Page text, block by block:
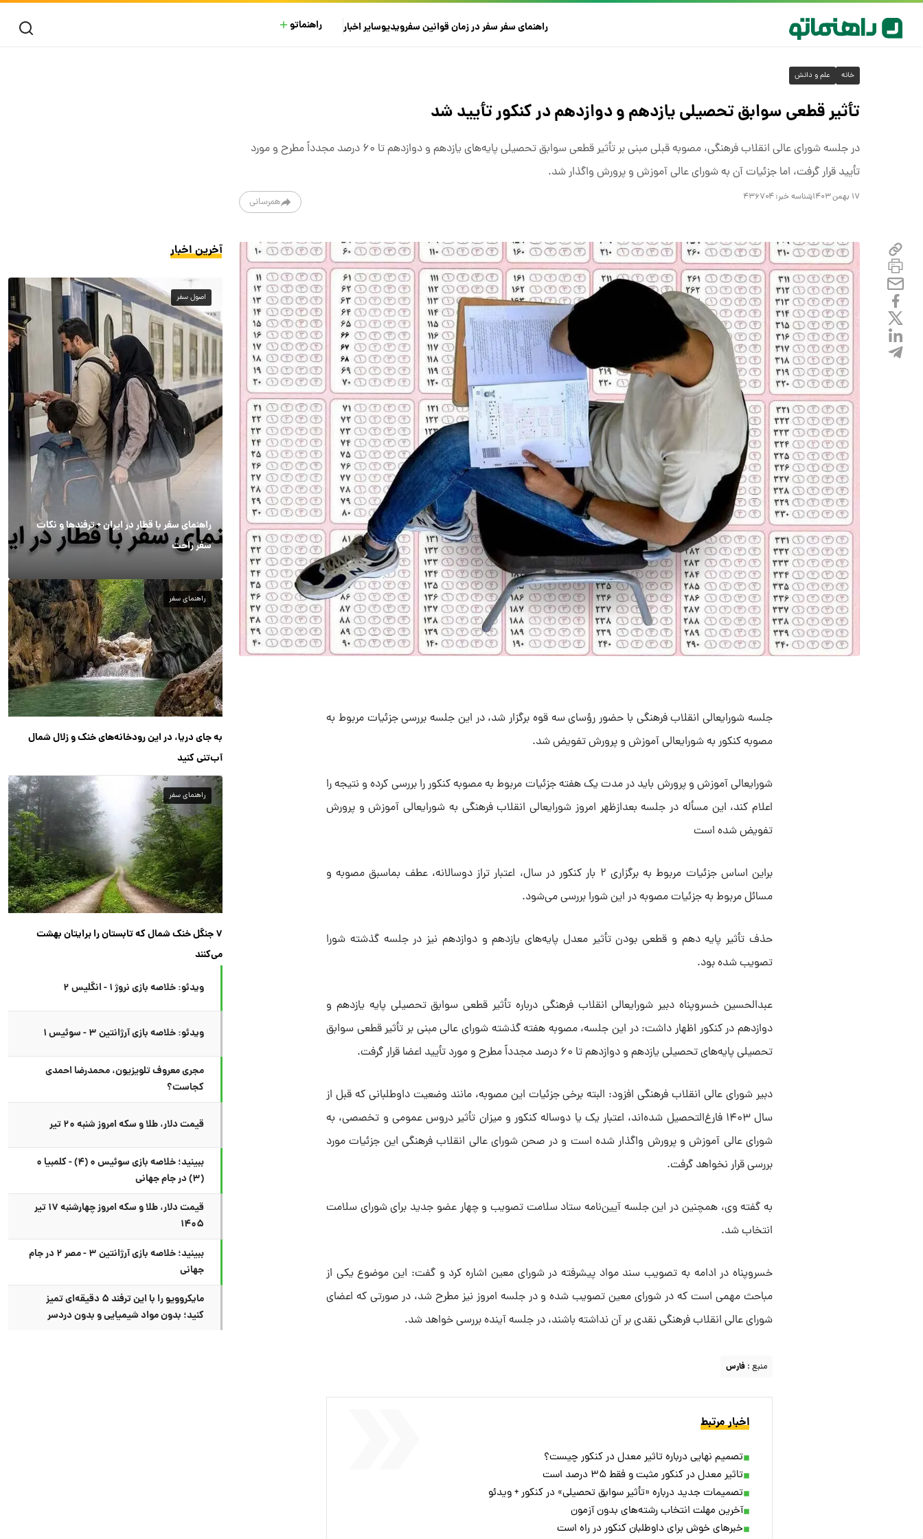
راهنمای سفرسفر در زمانقوانین سفرویدیوسایراخبار راهنماتو
خانه علم و دانش
تأثیر قطعی سوابق تحصیلی یازدهم و دوازدهم در کنکور تأیید شد
در جلسه شورای عالی انقلاب فرهنگی، مصوبه قبلی مبنی بر تأثیر قطعی سوابق تحصیلی پایه‌های یازدهم و دوازدهم تا ۶۰ درصد مجدداً مطرح و مورد
تأیید قرار گرفت، اما جزئیات آن به شورای عالی آموزش و پرورش واگذار شد.
۱۷ بهمن ۱۴۰۳ شناسه خبر:۴۳۶۷۰۴ همرسانی
جلسه شورایعالی انقلاب فرهنگی با حضور رؤسای سه قوه برگزار شد، در این جلسه بررسی جزئیات مربوط به
مصوبه کنکور به شورایعالی آموزش و پرورش تفویض شد.
شورایعالی آموزش و پرورش باید در مدت یک هفته جزئیات مربوط به مصوبه کنکور را بررسی کرده و نتیجه را
اعلام کند، این مسأله در جلسه بعدازظهر امروز شورایعالی انقلاب فرهنگی به شورایعالی آموزش و پرورش
تفویض شده است
براین اساس جزئیات مربوط به برگزاری ۲ بار کنکور در سال، اعتبار تراز دوسالانه، عطف بماسبق مصوبه و
مسائل مربوط به جزئیات مصوبه در این شورا بررسی می‌شود.
حذف تأثیر پایه دهم و قطعی بودن تأثیر معدل پایه‌های یازدهم و دوازدهم نیز در جلسه گذشته شورا
تصویب شده بود.
عبدالحسین خسروپناه دبیر شورایعالی انقلاب فرهنگی درباره تأثیر قطعی سوابق تحصیلی پایه یازدهم و
دوازدهم در کنکور اظهار داشت: در این جلسه، مصوبه هفته گذشته شورای عالی مبنی بر تأثیر قطعی سوابق
تحصیلی پایه‌های تحصیلی یازدهم و دوازدهم تا ۶۰ درصد مجدداً مطرح و مورد تأیید اعضا قرار گرفت.
دبیر شورای عالی انقلاب فرهنگی افزود: البته برخی جزئیات این مصوبه، مانند وضعیت داوطلبانی که قبل از
سال ۱۴۰۳ فارغ‌التحصیل شده‌اند، اعتبار یک یا دوساله کنکور و میزان تأثیر دروس عمومی و تخصصی، به
شورای عالی آموزش و پرورش واگذار شده است و در صحن شورای عالی انقلاب فرهنگی این جزئیات مورد
بررسی قرار نخواهد گرفت.
به گفته وی، همچنین در این جلسه آیین‌نامه ستاد سلامت تصویب و چهار عضو جدید برای شورای سلامت
انتخاب شد.
خسروپناه در ادامه به تصویب سند مواد پیشرفته در شورای معین اشاره کرد و گفت: این موضوع یکی از
مباحث مهمی است که در شورای معین تصویب شده و در جلسه امروز نیز مطرح شد، در صورتی که اعضای
شورای عالی انقلاب فرهنگی نقدی بر آن نداشته باشند، در جلسه آینده بررسی خواهد شد.
منبع : فارس
اخبار مرتبط
تصمیم نهایی درباره تاثیر معدل در کنکور چیست؟
تاثیر معدل در کنکور مثبت و فقط ۳۵ درصد است
تصمیمات جدید درباره «تأثیر سوابق تحصیلی» در کنکور + ویدئو
آخرین مهلت انتخاب رشته‌های بدون آزمون
خبر‌های خوش برای داوطلبان کنکور در راه است
آخرین اخبار
اصول سفر
راهنمای سفر با قطار در ایران + ترفندها و نکات
سفر راحت
راهنمای سفر
به جای دریا، در این رودخانه‌های خنک و زلال شمال
آب‌تنی کنید
راهنمای سفر
۷ جنگل خنک شمال که تابستان را برایتان بهشت
می‌کنند
ویدئو: خلاصه بازی نروژ ۱ - انگلیس ۲
ویدئو: خلاصه بازی آرژانتین ۳ - سوئیس ۱
مجری معروف تلویزیون، محمدرضا احمدی
کجاست؟
قیمت دلار، طلا و سکه امروز شنبه ۲۰ تیر
ببینید؛ خلاصه بازی سوئیس ۰ (۴) - کلمبیا ۰
(۳) در جام جهانی
قیمت دلار، طلا و سکه امروز چهارشنبه ۱۷ تیر
۱۴۰۵
ببینید؛ خلاصه بازی آرژانتین ۳ - مصر ۲ در جام
جهانی
مایکروویو را با این ترفند ۵ دقیقه‌ای تمیز
کنید؛ بدون مواد شیمیایی و بدون دردسر